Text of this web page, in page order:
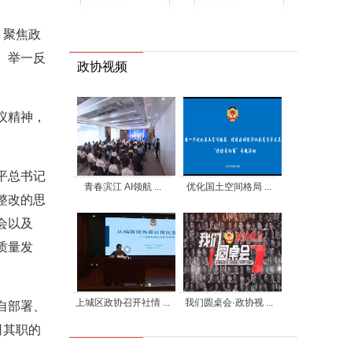
焦政
举一反
神，
总书记
改的思
以及
量发
署、
职的
政协视频
青春滨江 AI领航 ... 优化国土空间格局 ...
上城区政协召开社情 ... 我们圆桌会·政协视 ...